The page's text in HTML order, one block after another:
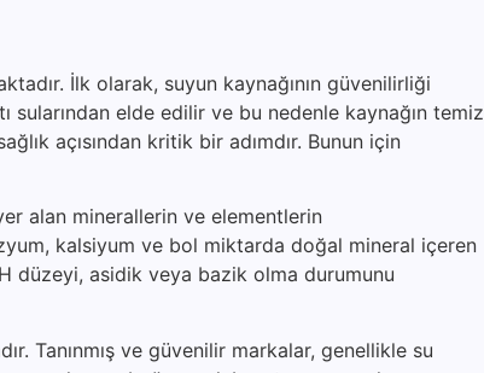
İlk olarak, suyun kaynağının güvenilirliği
sularından elde edilir ve bu nedenle kaynağın temiz
açısından kritik bir adımdır. Bunun için
alan minerallerin ve elementlerin
kalsiyum ve bol miktarda doğal mineral içeren
düzeyi, asidik veya bazik olma durumunu
Tanınmış ve güvenilir markalar, genellikle su